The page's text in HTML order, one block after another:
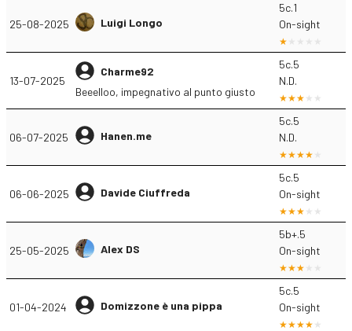
25-08-2025 Luigi Longo
5c.1
On-sight
13-07-2025
Charme92
Beeelloo, impegnativo al punto giusto
5c.5
N.D.
06-07-2025 Hanen.me
5c.5
N.D.
06-06-2025 Davide Ciuffreda
5c.5
On-sight
25-05-2025 Alex DS
5b+.5
On-sight
01-04-2024 Domizzone è una pippa
5c.5
On-sight